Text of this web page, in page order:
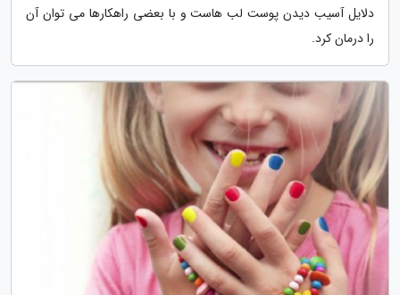
دلایل آسیب دیدن پوست لب هاست و با بعضی راهکارها می توان آن
را درمان کرد.